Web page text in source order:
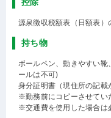
源泉徴収税額表（日額表）
持ち物
ボールペン、動きやすい
ールは不可)
身分証明書（現住所の記載
※勤務前にコピーさせてい
※交通費を使用した場合は